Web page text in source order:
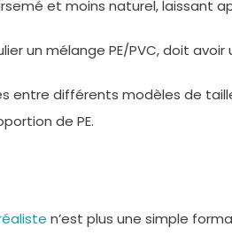
et moins naturel, laissant
un mélange PE/PVC, doit
entre différents modèles de
de PE.
n’est plus une simple